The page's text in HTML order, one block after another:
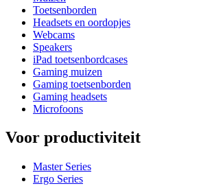
Toetsenborden
Headsets en oordopjes
Webcams
Speakers
iPad toetsenbordcases
Gaming muizen
Gaming toetsenborden
Gaming headsets
Microfoons
Voor productiviteit
Master Series
Ergo Series